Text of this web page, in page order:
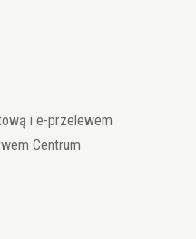
i e-przelewem
Centrum